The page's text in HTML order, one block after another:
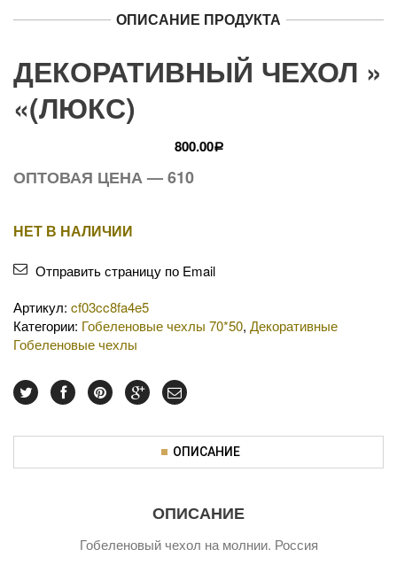
ОПИСАНИЕ ПРОДУКТА
ДЕКОРАТИВНЫЙ ЧЕХОЛ »
«(ЛЮКС)
800.00Р
ОПТОВАЯ ЦЕНА — 610
НЕТ В НАЛИЧИИ
Отправить страницу по Email
Артикул: cf03cc8fa4e5
Категории: Гобеленовые чехлы 70*50, Декоративные
Гобеленовые чехлы
ОПИСАНИЕ
ОПИСАНИЕ
Гобеленовый чехол на молнии. Россия